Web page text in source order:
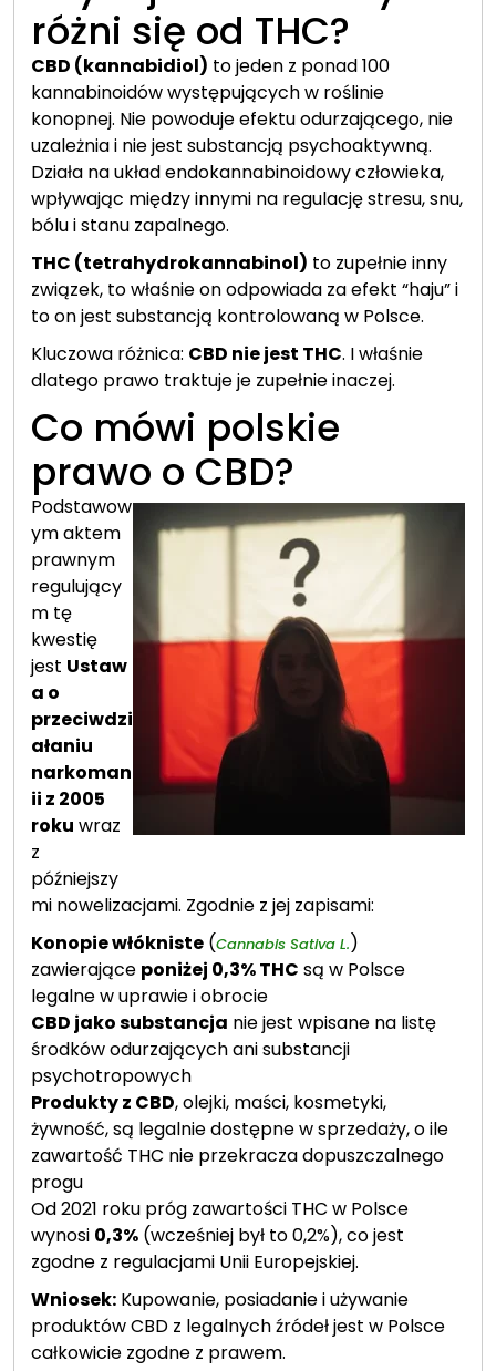
różni się od THC?
CBD (kannabidiol) to jeden z ponad 100
kannabinoidów występujących w roślinie
konopnej. Nie powoduje efektu odurzającego, nie
uzależnia i nie jest substancją psychoaktywną.
Działa na układ endokannabinoidowy człowieka,
wpływając między innymi na regulację stresu, snu,
bólu i stanu zapalnego.
THC (tetrahydrokannabinol) to zupełnie inny
związek, to właśnie on odpowiada za efekt “haju” i
to on jest substancją kontrolowaną w Polsce.
Kluczowa różnica: CBD nie jest THC. I właśnie
dlatego prawo traktuje je zupełnie inaczej.
Co mówi polskie
prawo o CBD?
Podstawow
ym aktem
prawnym
regulujący
m tę
kwestię
jest Ustaw
a o
przeciwdzi
ałaniu
narkoman
ii z 2005
roku wraz
z
późniejszy
mi nowelizacjami. Zgodnie z jej zapisami:
Konopie włókniste (Cannabis Sativa L.)
zawierające poniżej 0,3% THC są w Polsce
legalne w uprawie i obrocie
CBD jako substancja nie jest wpisane na listę
środków odurzających ani substancji
psychotropowych
Produkty z CBD, olejki, maści, kosmetyki,
żywność, są legalnie dostępne w sprzedaży, o ile
zawartość THC nie przekracza dopuszczalnego
progu
Od 2021 roku próg zawartości THC w Polsce
wynosi 0,3% (wcześniej był to 0,2%), co jest
zgodne z regulacjami Unii Europejskiej.
Wniosek: Kupowanie, posiadanie i używanie
produktów CBD z legalnych źródeł jest w Polsce
całkowicie zgodne z prawem.